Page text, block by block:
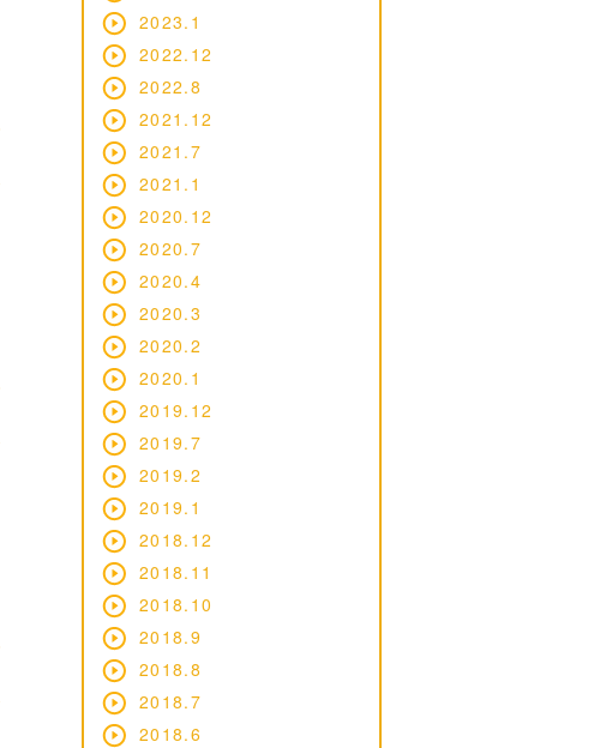
2023.1
2022.12
2022.8
2021.12
2021.7
2021.1
2020.12
2020.7
2020.4
2020.3
2020.2
2020.1
2019.12
2019.7
2019.2
2019.1
2018.12
2018.11
2018.10
2018.9
2018.8
2018.7
2018.6